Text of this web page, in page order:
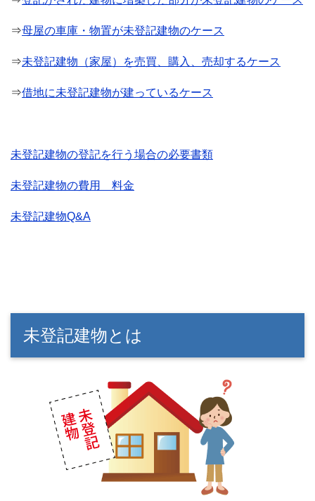
⇒母屋の車庫・物置が未登記建物のケース
⇒未登記建物（家屋）を売買、購入、売却するケース
⇒借地に未登記建物が建っているケース
未登記建物の登記を行う場合の必要書類
未登記建物の費用 料金
未登記建物Q&A
未登記建物とは